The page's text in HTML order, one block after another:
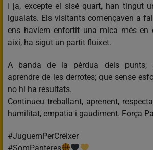
I ja, excepte el sisè quart, han tingut
igualats. Els visitants començaven a
ens havíem enfortit una mica més en
així, ha sigut un partit fluixet.
A banda de la pèrdua dels punts,
aprendre de les derrotes; que sense
no hi ha resultats.
Continueu treballant, aprenent,
humilitat, empatia i gaudiment. Força
#JuguemPerCréixer
#SomPanteres